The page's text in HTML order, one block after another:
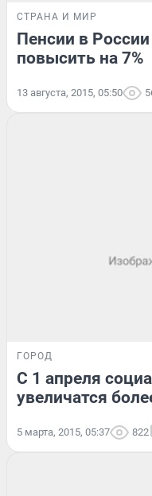
СТРАНА И МИР
Пенсии в
повысить на 7%
13 августа, 2015, 05:50
ГОРОД
С 1 апреля
увеличатся
5 марта, 2015, 05:37 822